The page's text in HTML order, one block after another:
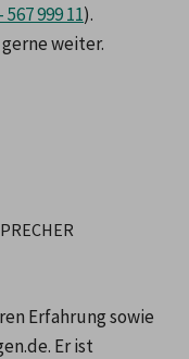
567 999 11).
weiter.
Erfahrung sowie
Er ist